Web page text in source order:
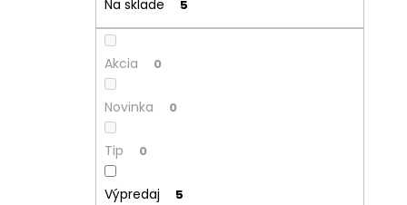
Na sklade 5
Akcia 0
Novinka 0
Tip 0
Výpredaj 5